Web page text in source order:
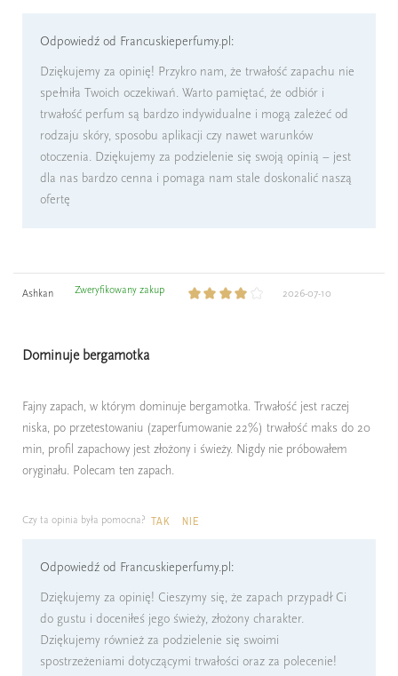
Odpowiedź od Francuskieperfumy.pl:
Dziękujemy za opinię! Przykro nam, że trwałość zapachu nie
spełniła Twoich oczekiwań. Warto pamiętać, że odbiór i
trwałość perfum są bardzo indywidualne i mogą zależeć od
rodzaju skóry, sposobu aplikacji czy nawet warunków
otoczenia. Dziękujemy za podzielenie się swoją opinią – jest
dla nas bardzo cenna i pomaga nam stale doskonalić naszą
ofertę
Ashkan Zweryfikowany zakup 2026-07-10
Dominuje bergamotka
Fajny zapach, w którym dominuje bergamotka. Trwałość jest raczej
niska, po przetestowaniu (zaperfumowanie 22%) trwałość maks do 20
min, profil zapachowy jest złożony i świeży. Nigdy nie próbowałem
oryginału. Polecam ten zapach.
Czy ta opinia była pomocna? TAK NIE
Odpowiedź od Francuskieperfumy.pl:
Dziękujemy za opinię! Cieszymy się, że zapach przypadł Ci
do gustu i doceniłeś jego świeży, złożony charakter.
Dziękujemy również za podzielenie się swoimi
spostrzeżeniami dotyczącymi trwałości oraz za polecenie!